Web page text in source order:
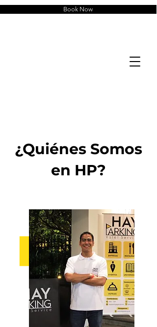
Book Now
¿Quiénes Somos
en HP?